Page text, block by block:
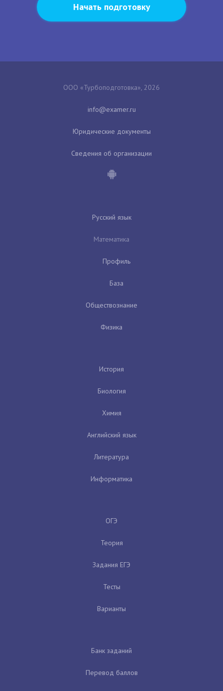
Начать подготовку
ООО «Турбоподготовка», 2026
Юридические документы
Сведения об организации
Русский язык
Математика
Профиль
База
Обществознание
Физика
История
Биология
Химия
Английский язык
Литература
Информатика
ОГЭ
Теория
Задания ЕГЭ
Тесты
Варианты
Банк заданий
Перевод баллов